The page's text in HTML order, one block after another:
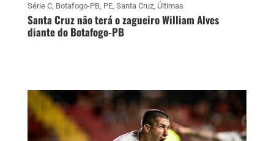
Série C, Botafogo-PB, PE, Santa Cruz, Últimas
Santa Cruz não terá o zagueiro William Alves
diante do Botafogo-PB